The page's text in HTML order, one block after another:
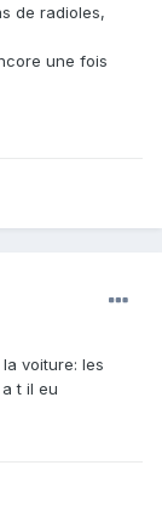
de radioles,
une fois
voiture: les
t il eu